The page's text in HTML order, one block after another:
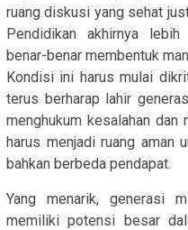
ruang diskusi yang sehat
Pendidikan akhirnya
benar-benar membentuk
Kondisi ini harus mulai
terus berharap lahir
menghukum kesalahan dan
harus menjadi ruang aman
bahkan berbeda pendapat.
Yang menarik, generasi
memiliki potensi besar